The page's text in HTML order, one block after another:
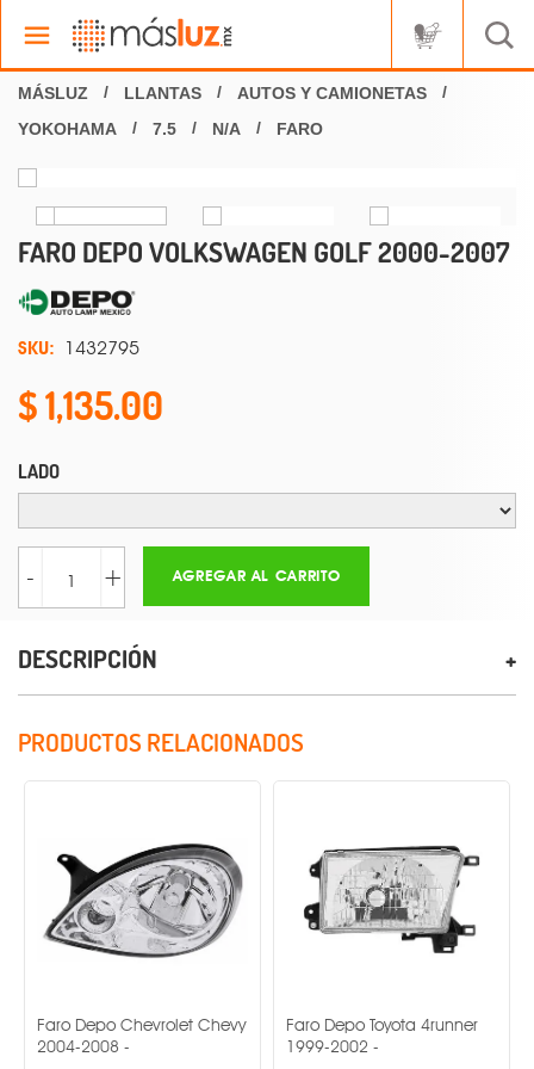
LLANTAS
AUTOS Y CAMIONETAS
YOKOHAMA
7.5 N/A FARO
FARO DEPO VOLKSWAGEN GOLF 2000-2007
SKU: 1432795
1,135.00
LADO
- + AGREGAR AL CARRITO
DESCRIPCIÓN
PRODUCTOS RELACIONADOS
Depo Chevrolet Chevy
2008 -
Faro Depo Toyota 4runner
1999-2002 -
Faro